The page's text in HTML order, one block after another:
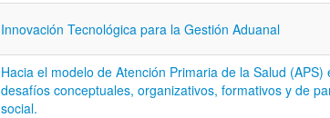
Innovación Tecnológica para la Gestión Aduanal
Hacia el modelo de Atención Primaria de la Salud (APS)
desafíos conceptuales, organizativos, formativos y de
social.